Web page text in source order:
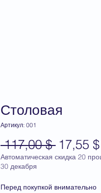
Столовая
Артикул: 001
117,00 $ Обычная
цена
17,55 $
Автоматическая скидка 20
30 декабря
Перед покупкой внимательно